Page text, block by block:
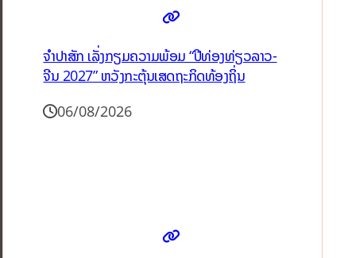
ຈຳປາສັກ ເລັ່ງກຽມຄວາມພ້ອມ “ປີທ່ອງທ່ຽວລາວ-
ຈີນ 2027” ຫວັງກະຕຸ້ນເສດຖະກິດທ້ອງຖິ່ນ
06/08/2026